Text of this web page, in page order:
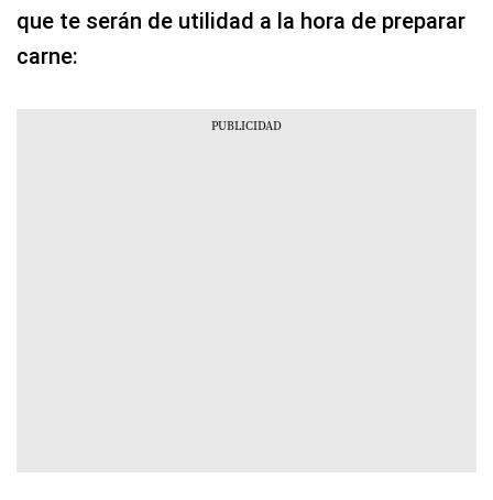
que te serán de utilidad a la hora de preparar
carne: